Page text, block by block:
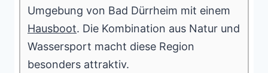
Umgebung von Bad Dürrheim mit einem
Hausboot. Die Kombination aus Natur und
Wassersport macht diese Region
besonders attraktiv.